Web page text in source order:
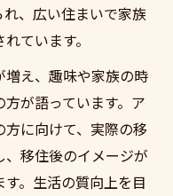
、広い住まいで家族
ています。
増え、趣味や家族の時
が語っています。ア
に向けて、実際の移
移住後のイメージが
。生活の質向上を目